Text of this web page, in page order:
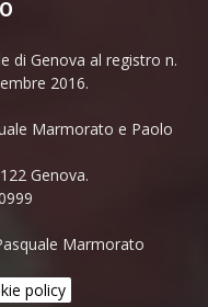
di Genova al registro n.
2016.
Marmorato e Paolo
Genova.
Marmorato
policy